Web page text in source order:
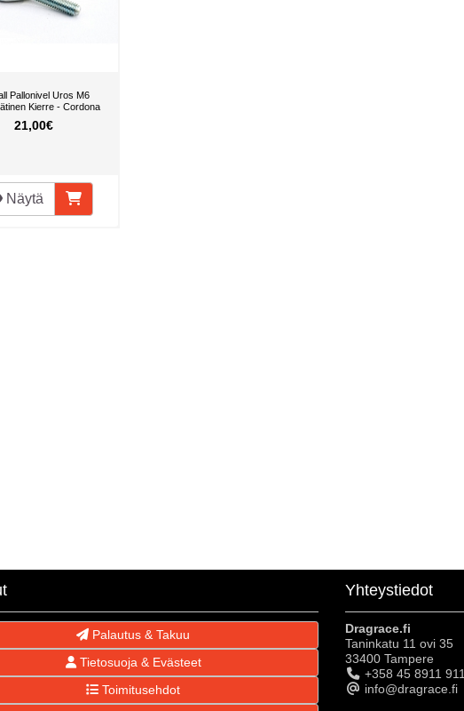
Pallonivel Uros M6
Kierre - Cordona
21,00€
Näytä
Palautus & Takuu
Tietosuoja & Evästeet
Toimitusehdot
Yhteystiedot
Dragrace.fi
Taninkatu 11 ovi 35
33400 Tampere
+358 45 8911 911
info@dragrace.fi